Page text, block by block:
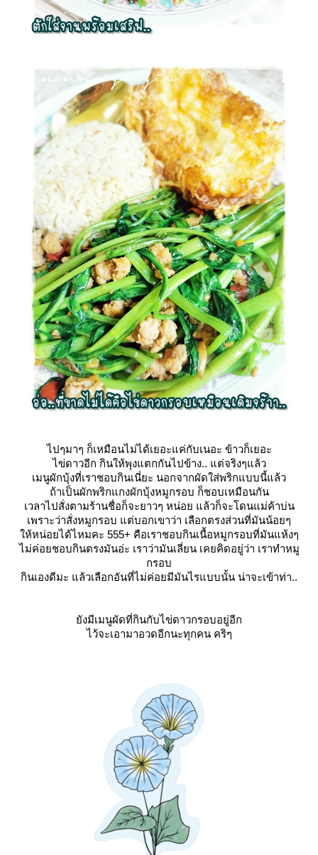
ไปๆมาๆ ก็เหมือนไม่ได้เยอะแค่กับเนอะ ข้าวก็เยอะ
ไข่ดาวอีก กินให้พุงแตกกันไปข้าง.. แต่จริงๆแล้ว
เมนูผักบุ้งที่เราชอบกินเนี่ยะ นอกจากผัดใส่พริกแบบนี้แล้ว
ถ้าเป็นผักพริกแกงผักบุ้งหมูกรอบ ก็ชอบเหมือนกัน
เวลาไปสั่งตามร้านชื่อก็จะยาวๆ หน่อย แล้วก็จะโดนแม่ค้าบ่น
เพราะว่าสั่งหมูกรอบ แต่บอกเขาว่า เลือกตรงส่วนที่มันน้อยๆ
ห้หน่อยได้ไหมคะ 555+ คือเราชอบกินเนื้อหมูกรอบที่มันแห้งๆ
ไม่ค่อยชอบกินตรงมันอ่ะ เราว่ามันเลี่ยน เคยคิดอยู่ว่า เราทำหมู
กรอบ
กินเองดีมะ แล้วเลือกอันที่ไม่ค่อยมีมันไรแบบนั้น น่าจะเข้าท่า..
ังมีเมนูผัดที่กินกับไข่ดาวกรอบอยู่อีก
ไว้จะเอามาอวดอีกนะทุกคน คริๆ